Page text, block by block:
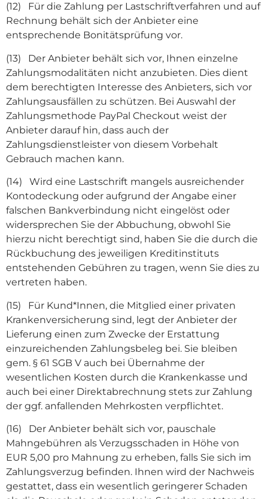
(12) Für die Zahlung per Lastschriftverfahren und auf
Rechnung behält sich der Anbieter eine
entsprechende Bonitätsprüfung vor.
(13) Der Anbieter behält sich vor, Ihnen einzelne
Zahlungsmodalitäten nicht anzubieten. Dies dient
dem berechtigten Interesse des Anbieters, sich vor
Zahlungsausfällen zu schützen. Bei Auswahl der
Zahlungsmethode PayPal Checkout weist der
Anbieter darauf hin, dass auch der
Zahlungsdienstleister von diesem Vorbehalt
Gebrauch machen kann.
(14) Wird eine Lastschrift mangels ausreichender
Kontodeckung oder aufgrund der Angabe einer
falschen Bankverbindung nicht eingelöst oder
widersprechen Sie der Abbuchung, obwohl Sie
hierzu nicht berechtigt sind, haben Sie die durch die
Rückbuchung des jeweiligen Kreditinstituts
entstehenden Gebühren zu tragen, wenn Sie dies zu
vertreten haben.
(15) Für Kund*Innen, die Mitglied einer privaten
Krankenversicherung sind, legt der Anbieter der
Lieferung einen zum Zwecke der Erstattung
einzureichenden Zahlungsbeleg bei. Sie bleiben
gem. § 61 SGB V auch bei Übernahme der
wesentlichen Kosten durch die Krankenkasse und
auch bei einer Direktabrechnung stets zur Zahlung
der ggf. anfallenden Mehrkosten verpflichtet.
(16) Der Anbieter behält sich vor, pauschale
Mahngebühren als Verzugsschaden in Höhe von
EUR 5,00 pro Mahnung zu erheben, falls Sie sich im
Zahlungsverzug befinden. Ihnen wird der Nachweis
gestattet, dass ein wesentlich geringerer Schaden